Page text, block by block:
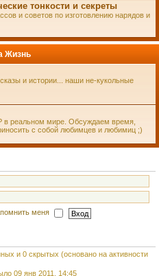
тонкости и секреты
и советов по изготовлению нарядов и
Жизнь
и истории... наши не-кукольные
в реальном мире. Обсуждаем время,
с собой любимцев и любимиц ;)
меня
и 0 скрытых (основано на активности
09 янв 2011, 14:45